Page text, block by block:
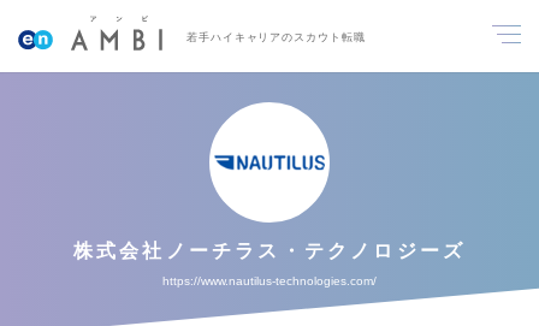
若手ハイキャリアのスカウト転職
株式会社ノーチラス・テクノロジーズ
https://www.nautilus-technologies.com/